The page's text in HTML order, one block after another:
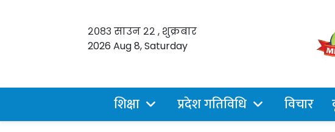
२०८३ साउन २२ , शुक्रबार
2026 Aug 8, Saturday
शिक्षा प्रदेश गतिविधि विचार